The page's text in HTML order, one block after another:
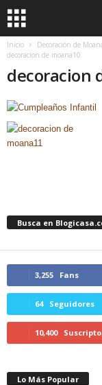
Inicio
Decoración de
decoracion de moana10
decoracion
Busca en
3,255 Fans
64 Seguidores
10,400
Lo Más Popular